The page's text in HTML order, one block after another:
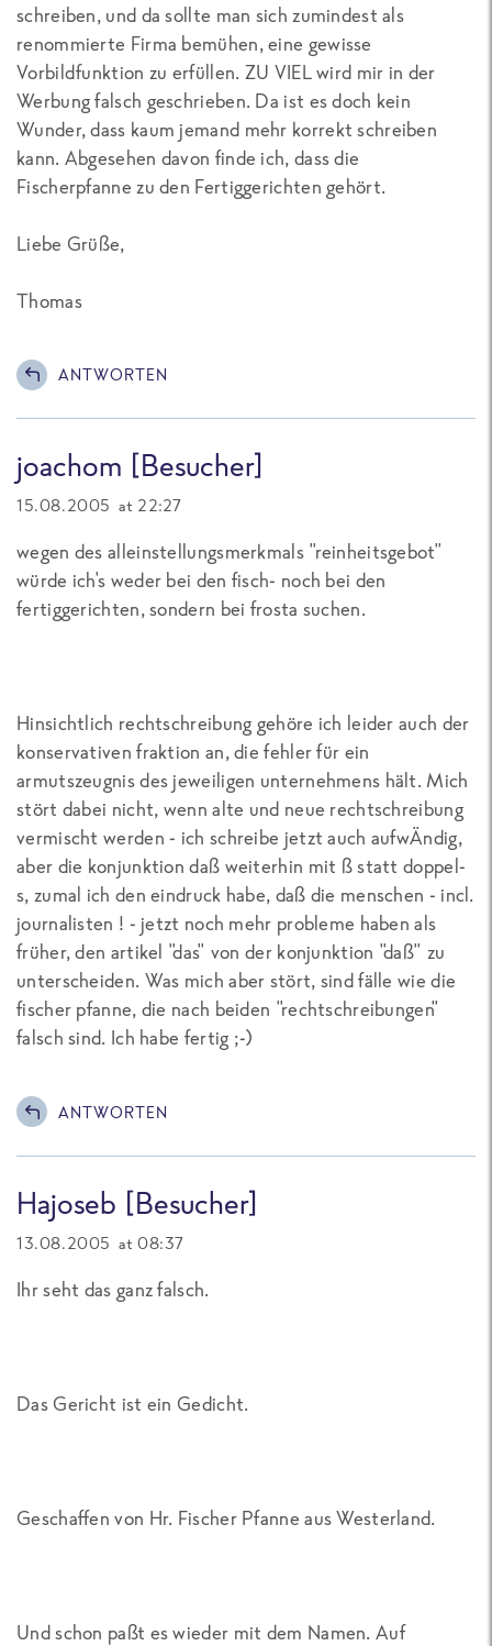
schreiben, und da sollte man sich zumindest als
renommierte Firma bemühen, eine gewisse
Vorbildfunktion zu erfüllen. ZU VIEL wird mir in der
Werbung falsch geschrieben. Da ist es doch kein
Wunder, dass kaum jemand mehr korrekt schreiben
kann. Abgesehen davon finde ich, dass die
Fischerpfanne zu den Fertiggerichten gehört.
Liebe Grüße,
Thomas
ANTWORTEN
joachom [Besucher]
15.08.2005 at 22:27
wegen des alleinstellungsmerkmals "reinheitsgebot"
würde ich's weder bei den fisch- noch bei den
fertiggerichten, sondern bei frosta suchen.
Hinsichtlich rechtschreibung gehöre ich leider auch der
konservativen fraktion an, die fehler für ein
armutszeugnis des jeweiligen unternehmens hält. Mich
stört dabei nicht, wenn alte und neue rechtschreibung
vermischt werden - ich schreibe jetzt auch aufwÄndig,
aber die konjunktion daß weiterhin mit ß statt doppel-
s, zumal ich den eindruck habe, daß die menschen - incl.
journalisten ! - jetzt noch mehr probleme haben als
früher, den artikel "das" von der konjunktion "daß" zu
unterscheiden. Was mich aber stört, sind fälle wie die
fischer pfanne, die nach beiden "rechtschreibungen"
falsch sind. Ich habe fertig ;-)
ANTWORTEN
Hajoseb [Besucher]
13.08.2005 at 08:37
Ihr seht das ganz falsch.
Das Gericht ist ein Gedicht.
Geschaffen von Hr. Fischer Pfanne aus Westerland.
Und schon paßt es wieder mit dem Namen. Auf